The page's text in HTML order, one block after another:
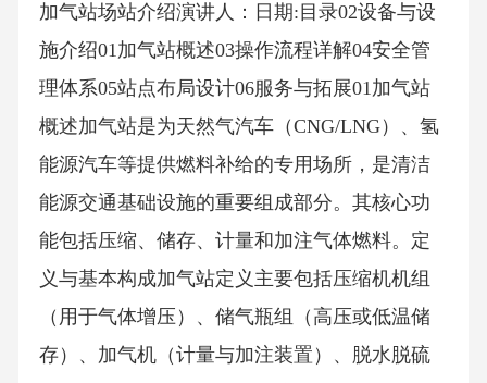
加气站场站介绍演讲人：日期:目录02设备与设
施介绍01加气站概述03操作流程详解04安全管
理体系05站点布局设计06服务与拓展01加气站
概述加气站是为天然气汽车（CNG/LNG）、氢
能源汽车等提供燃料补给的专用场所，是清洁
能源交通基础设施的重要组成部分。其核心功
能包括压缩、储存、计量和加注气体燃料。定
义与基本构成加气站定义主要包括压缩机机组
（用于气体增压）、储气瓶组（高压或低温储
存）、加气机（计量与加注装置）、脱水脱硫